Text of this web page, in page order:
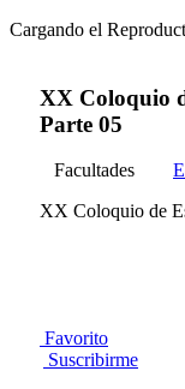
Cargando el
XX Coloquio
Parte 05
Facultades
XX Coloquio de
Favorito
Suscribirme